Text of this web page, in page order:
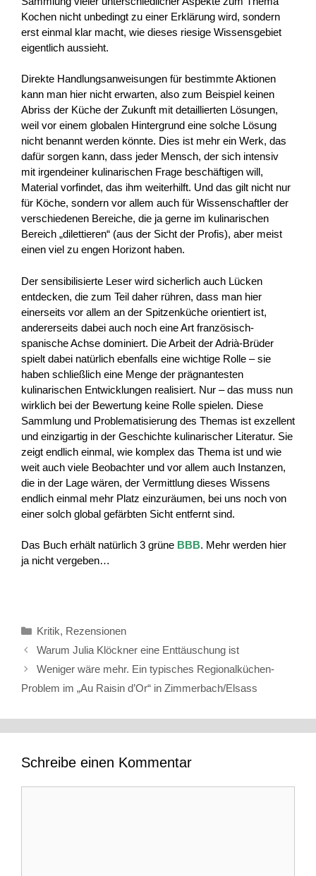
Kochen nicht unbedingt zu einer Erklärung wird, sondern
erst einmal klar macht, wie dieses riesige Wissensgebiet
eigentlich aussieht.
Direkte Handlungsanweisungen für bestimmte Aktionen
kann man hier nicht erwarten, also zum Beispiel keinen
Abriss der Küche der Zukunft mit detaillierten Lösungen,
weil vor einem globalen Hintergrund eine solche Lösung
nicht benannt werden könnte. Dies ist mehr ein Werk, das
dafür sorgen kann, dass jeder Mensch, der sich intensiv
mit irgendeiner kulinarischen Frage beschäftigen will,
Material vorfindet, das ihm weiterhilft. Und das gilt nicht nur
für Köche, sondern vor allem auch für Wissenschaftler der
verschiedenen Bereiche, die ja gerne im kulinarischen
Bereich „dilettieren“ (aus der Sicht der Profis), aber meist
einen viel zu engen Horizont haben.
Der sensibilisierte Leser wird sicherlich auch Lücken
entdecken, die zum Teil daher rühren, dass man hier
einerseits vor allem an der Spitzenküche orientiert ist,
andererseits dabei auch noch eine Art französisch-
spanische Achse dominiert. Die Arbeit der Adrià-Brüder
spielt dabei natürlich ebenfalls eine wichtige Rolle – sie
haben schließlich eine Menge der prägnantesten
kulinarischen Entwicklungen realisiert. Nur – das muss nun
wirklich bei der Bewertung keine Rolle spielen. Diese
Sammlung und Problematisierung des Themas ist exzellent
und einzigartig in der Geschichte kulinarischer Literatur. Sie
zeigt endlich einmal, wie komplex das Thema ist und wie
weit auch viele Beobachter und vor allem auch Instanzen,
die in der Lage wären, der Vermittlung dieses Wissens
endlich einmal mehr Platz einzuräumen, bei uns noch von
einer solch global gefärbten Sicht entfernt sind.
Das Buch erhält natürlich 3 grüne BBB. Mehr werden hier
ja nicht vergeben…
Kategorien
Kritik, Rezensionen
Warum Julia Klöckner eine Enttäuschung ist
Weniger wäre mehr. Ein typisches Regionalküchen-
Problem im „Au Raisin d’Or“ in Zimmerbach/Elsass
Schreibe einen Kommentar